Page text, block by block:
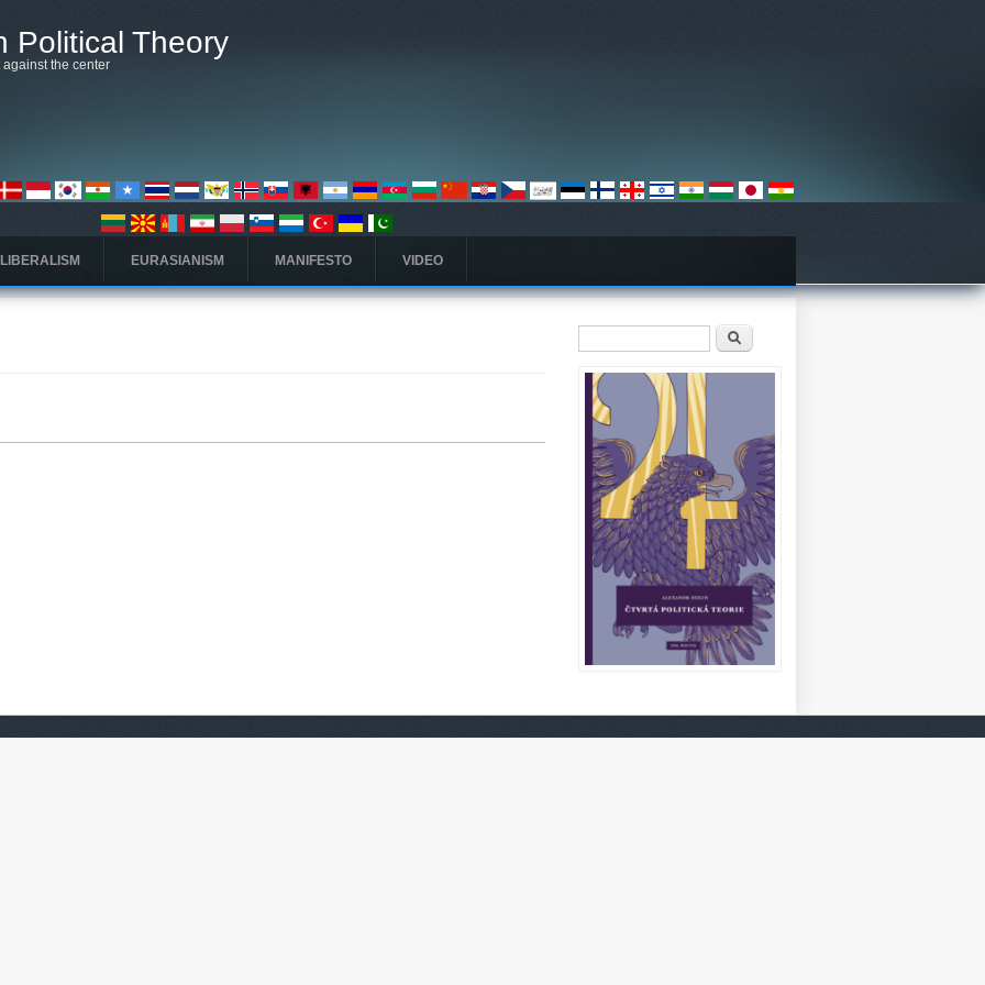
Political Theory
the center
EURASIANISM MANIFESTO VIDEO
Vyhledávání